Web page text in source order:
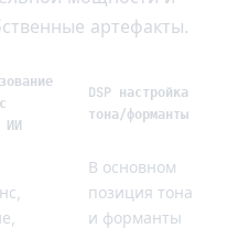
артефакты.
ИИ
DSP настройка
тона/форманты
В основном
позиция тона
и форманты